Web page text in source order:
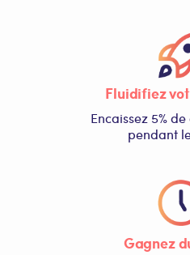
Fluidifiez
Encaissez 5%
pendant
Gagnez